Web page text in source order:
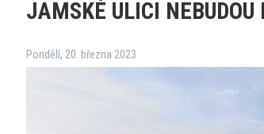
JAMSKÉ ULICI NEBUDOU
Pondělí, 20. března 2023